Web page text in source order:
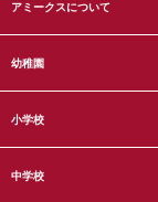
アミークスについて
幼稚園
小学校
中学校